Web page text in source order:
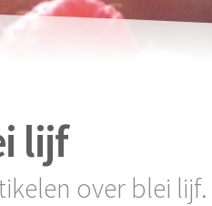
lijf
over blei lijf.